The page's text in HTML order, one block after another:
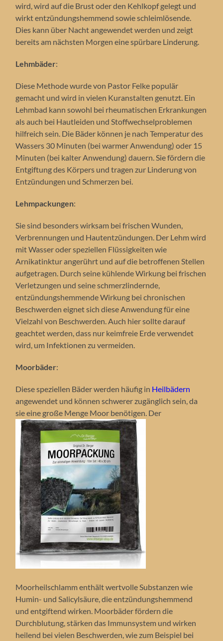
wird, wird auf die Brust oder den Kehlkopf gelegt und
wirkt entzündungshemmend sowie schleimlösende.
Dies kann über Nacht angewendet werden und zeigt
bereits am nächsten Morgen eine spürbare Linderung.
Lehmbäder:
Diese Methode wurde von Pastor Felke populär
gemacht und wird in vielen Kuranstalten genutzt. Ein
Lehmbad kann sowohl bei rheumatischen Erkrankungen
als auch bei Hautleiden und Stoffwechselproblemen
hilfreich sein. Die Bäder können je nach Temperatur des
Wassers 30 Minuten (bei warmer Anwendung) oder 15
Minuten (bei kalter Anwendung) dauern. Sie fördern die
Entgiftung des Körpers und tragen zur Linderung von
Entzündungen und Schmerzen bei.
Lehmpackungen:
Sie sind besonders wirksam bei frischen Wunden,
Verbrennungen und Hautentzündungen. Der Lehm wird
mit Wasser oder speziellen Flüssigkeiten wie
Arnikatinktur angerührt und auf die betroffenen Stellen
aufgetragen. Durch seine kühlende Wirkung bei frischen
Verletzungen und seine schmerzlindernde,
entzündungshemmende Wirkung bei chronischen
Beschwerden eignet sich diese Anwendung für eine
Vielzahl von Beschwerden. Auch hier sollte darauf
geachtet werden, dass nur keimfreie Erde verwendet
wird, um Infektionen zu vermeiden.
Moorbäder:
Diese speziellen Bäder werden häufig in Heilbädern
angewendet und können schwerer zugänglich sein, da
sie eine große Menge Moor benötigen. Der
Moorheilschlamm enthält wertvolle Substanzen wie
Humin- und Salicylsäure, die entzündungshemmend
und entgiftend wirken. Moorbäder fördern die
Durchblutung, stärken das Immunsystem und wirken
heilend bei vielen Beschwerden, wie zum Beispiel bei